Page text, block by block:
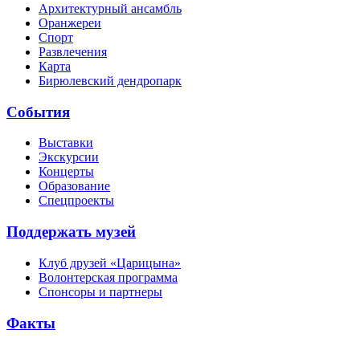
Архитектурный ансамбль
Оранжереи
Спорт
Развлечения
Карта
Бирюлевский дендропарк
События
Выставки
Экскурсии
Концерты
Образование
Спецпроекты
Поддержать музей
Клуб друзей «Царицына»
Волонтерская программа
Спонсоры и партнеры
Факты